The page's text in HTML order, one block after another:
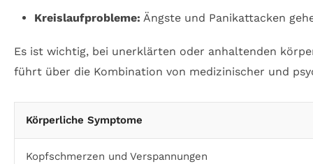
Kreislaufprobleme: Ängste und Panikattacken
Es ist wichtig, bei unerklärten oder anhaltenden
führt über die Kombination von medizinischer und
Körperliche Symptome
Kopfschmerzen und Verspannungen